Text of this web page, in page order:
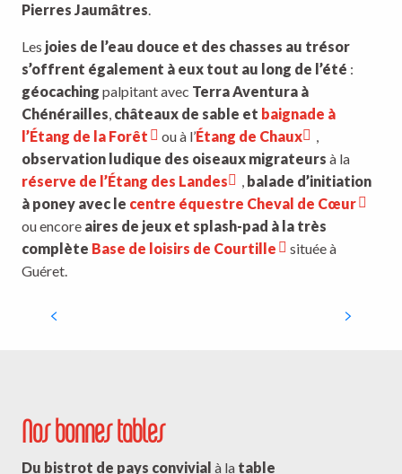
Pierres Jaumâtres.
Les joies de l’eau douce et des chasses au trésor
s’offrent également à eux tout au long de l’été :
géocaching palpitant avec Terra Aventura à
Chénérailles, châteaux de sable et baignade à
l’Étang de la Forêt
ou à l’Étang de Chaux
,
observation ludique des oiseaux migrateurs à la
réserve de l’Étang des Landes
, balade d’initiation
à poney avec le centre équestre Cheval de Cœur
ou encore aires de jeux et splash-pad à la très
complète Base de loisirs de Courtille
située à
Guéret.
Nos bonnes tables
Du bistrot de pays convivial à la table